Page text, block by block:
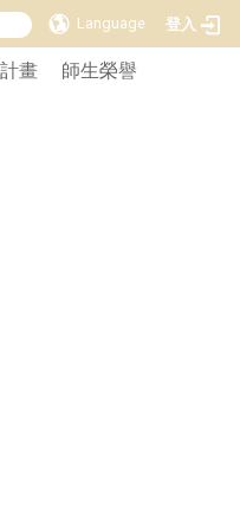
Language 登入
畫 師生榮譽